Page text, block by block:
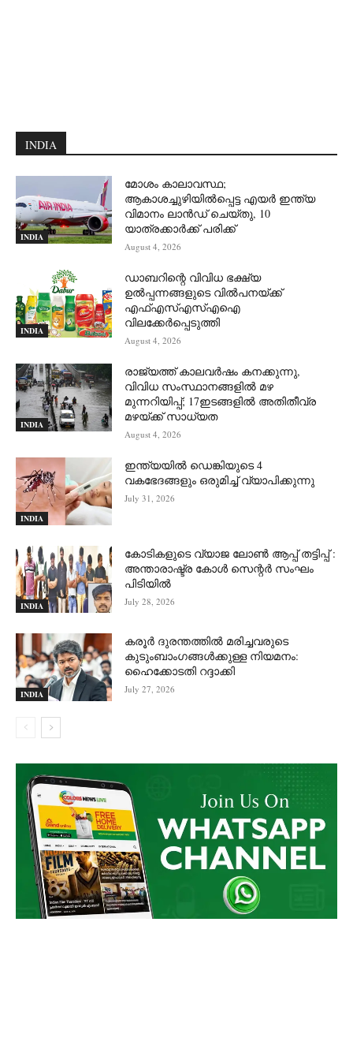
INDIA
INDIA
മോശം കാലാവസ്ഥ;
ആകാശച്ചുഴിയില്‍പ്പെട്ട എയര്‍ ഇന്ത്യ
വിമാനം ലാന്‍ഡ് ചെയ്തു, 10
യാത്രക്കാര്‍ക്ക് പരിക്ക്
August 4, 2026
INDIA
ഡാബറിന്റെ വിവിധ ഭക്ഷ്യ
ഉൽപ്പന്നങ്ങളുടെ വിൽപനയ്ക്ക്
എഫ്എസ്എസ്എഐ
വിലക്കേർപ്പെടുത്തി
August 4, 2026
INDIA
രാജ്യത്ത് കാലവർഷം കനക്കുന്നു,
വിവിധ സംസ്ഥാനങ്ങളിൽ മഴ
മുന്നറിയിപ്പ്; 17ഇടങ്ങളിൽ അതിതീവ്ര
മഴയ്ക്ക് സാധ്യത
August 4, 2026
INDIA
ഇന്ത്യയിൽ ഡെങ്കിയുടെ 4
വകഭേദങ്ങളും ഒരുമിച്ച് വ്യാപിക്കുന്നു
July 31, 2026
INDIA
കോടികളുടെ വ്യാജ ലോൺ ആപ്പ് തട്ടിപ്പ് :
അന്താരാഷ്ട്ര കോൾ സെന്റർ സംഘം
പിടിയില്‍
July 28, 2026
INDIA
കരൂർ ദുരന്തത്തിൽ മരിച്ചവരുടെ
കുടുംബാംഗങ്ങൾക്കുള്ള നിയമനം:
ഹൈക്കോടതി റദ്ദാക്കി
July 27, 2026